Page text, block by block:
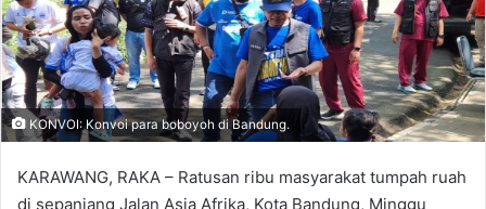
KONVOI: Konvoi para boboyoh di Bandung.
KARAWANG, RAKA – Ratusan ribu masyarakat tumpah ruah
di sepanjang Jalan Asia Afrika, Kota Bandung, Minggu